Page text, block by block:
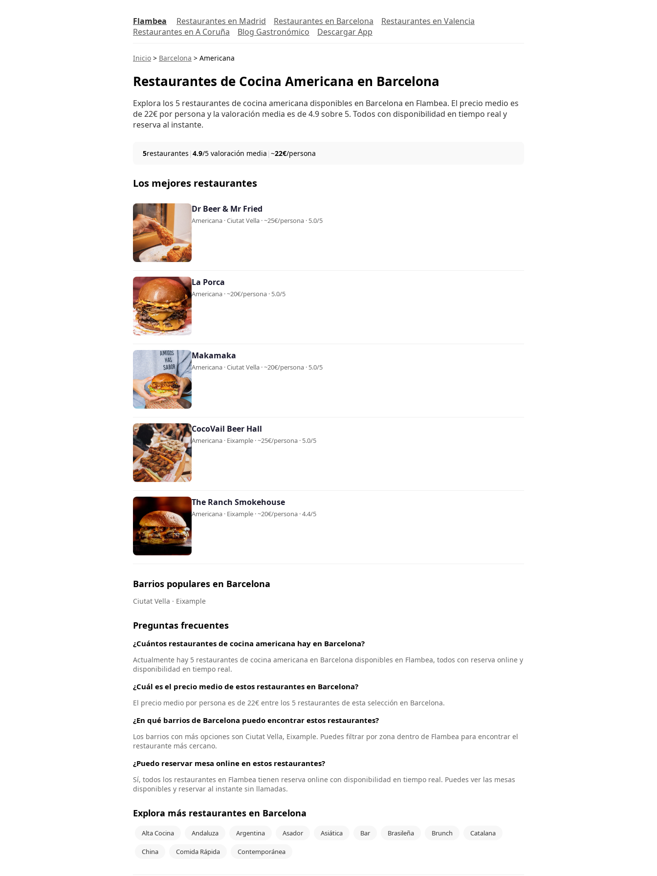
Flambea Restaurantes en Madrid Restaurantes en Barcelona
Restaurantes en Valencia
Restaurantes en A Coruña
Blog Gastronómico Descargar App
Inicio > Barcelona > Americana
Restaurantes de Cocina Americana en Barcelona
Explora los 5 restaurantes de cocina americana disponibles en Barcelona en Flambea. El precio medio es
de 22€ por persona y la valoración media es de 4.9 sobre 5. Todos con disponibilidad en tiempo real y
reserva al instante.
5restaurantes | 4.9/5 valoración media | ~22€/persona
Los mejores restaurantes
Dr Beer & Mr Fried
Americana · Ciutat Vella · ~25€/persona · 5.0/5
La Porca
Americana · ~20€/persona · 5.0/5
Makamaka
Americana · Ciutat Vella · ~20€/persona · 5.0/5
CocoVail Beer Hall
Americana · Eixample · ~25€/persona · 5.0/5
The Ranch Smokehouse
Americana · Eixample · ~20€/persona · 4.4/5
Barrios populares en Barcelona
Ciutat Vella · Eixample
Preguntas frecuentes
¿Cuántos restaurantes de cocina americana hay en Barcelona?
Actualmente hay 5 restaurantes de cocina americana en Barcelona disponibles en Flambea, todos con reserva online y
disponibilidad en tiempo real.
¿Cuál es el precio medio de estos restaurantes en Barcelona?
El precio medio por persona es de 22€ entre los 5 restaurantes de esta selección en Barcelona.
¿En qué barrios de Barcelona puedo encontrar estos restaurantes?
Los barrios con más opciones son Ciutat Vella, Eixample. Puedes filtrar por zona dentro de Flambea para encontrar el
restaurante más cercano.
¿Puedo reservar mesa online en estos restaurantes?
Sí, todos los restaurantes en Flambea tienen reserva online con disponibilidad en tiempo real. Puedes ver las mesas
disponibles y reservar al instante sin llamadas.
Explora más restaurantes en Barcelona
Alta Cocina Andaluza Argentina Asador Asiática Bar Brasileña Brunch Catalana
China Comida Rápida Contemporánea